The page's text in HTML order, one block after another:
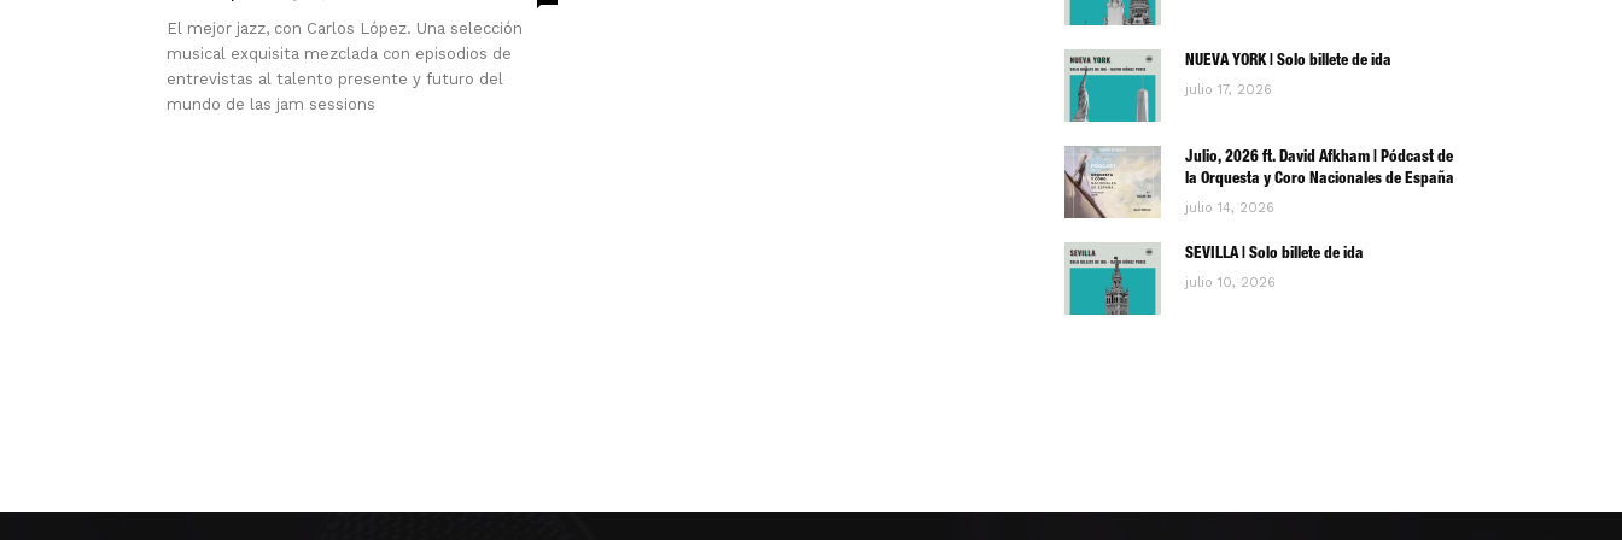
El mejor jazz, con Carlos López. Una selección
musical exquisita mezclada con episodios de
entrevistas al talento presente y futuro del
mundo de las jam sessions
NUEVA YORK | Solo billete de ida
julio 17, 2026
Julio, 2026 ft. David Afkham | Pódcast de
la Orquesta y Coro Nacionales de España
julio 14, 2026
SEVILLA | Solo billete de ida
julio 10, 2026